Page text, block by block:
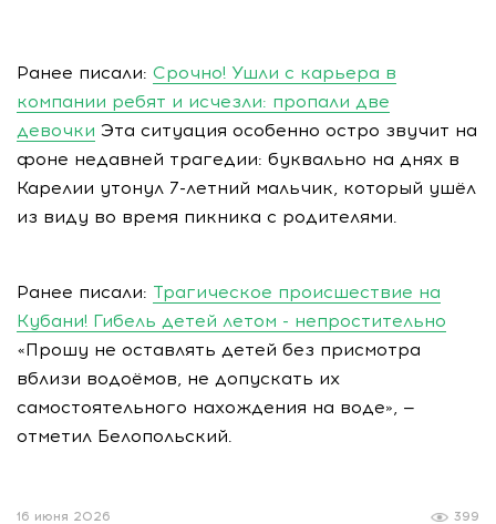
Ранее писали: Срочно! Ушли с карьера в
компании ребят и исчезли: пропали две
девочки Эта ситуация особенно остро звучит на
фоне недавней трагедии: буквально на днях в
Карелии утонул 7-летний мальчик, который ушёл
из виду во время пикника с родителями.
Ранее писали: Трагическое происшествие на
Кубани! Гибель детей летом - непростительно
«Прошу не оставлять детей без присмотра
вблизи водоёмов, не допускать их
самостоятельного нахождения на воде», —
отметил Белопольский.
399
16 июня 2026